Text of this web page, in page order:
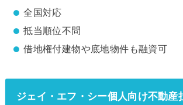
全国対応
抵当順位不問
借地権付建物や底地物件も融資可
ジェイ・エフ・シー個人向け不動産